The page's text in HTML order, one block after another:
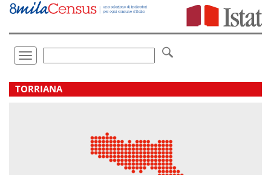
Vai
direttamente
Toggle
navigation
.
TORRIANA